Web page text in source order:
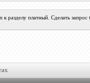
к разделу платный. Сделать